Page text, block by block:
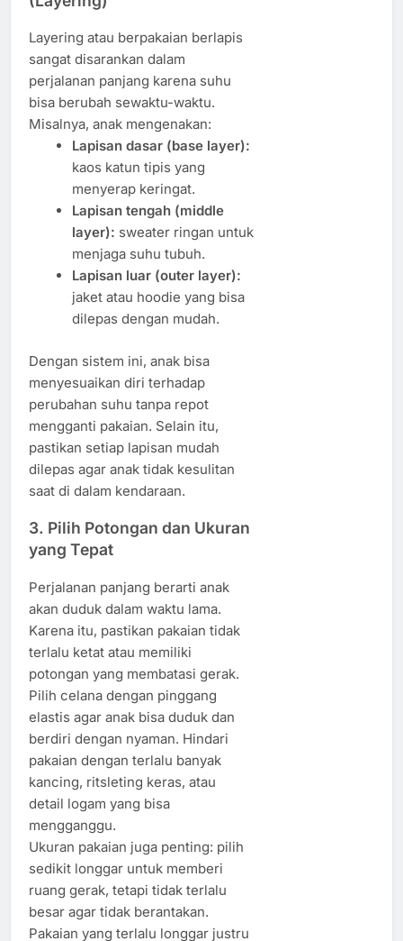
Layering atau berpakaian berlapis
sangat disarankan dalam
perjalanan panjang karena suhu
bisa berubah sewaktu-waktu.
Misalnya, anak mengenakan:
Lapisan dasar (base layer):
kaos katun tipis yang
menyerap keringat.
Lapisan tengah (middle
layer): sweater ringan untuk
menjaga suhu tubuh.
Lapisan luar (outer layer):
jaket atau hoodie yang bisa
dilepas dengan mudah.
Dengan sistem ini, anak bisa
menyesuaikan diri terhadap
perubahan suhu tanpa repot
mengganti pakaian. Selain itu,
pastikan setiap lapisan mudah
dilepas agar anak tidak kesulitan
saat di dalam kendaraan.
3. Pilih Potongan dan Ukuran
yang Tepat
Perjalanan panjang berarti anak
akan duduk dalam waktu lama.
Karena itu, pastikan pakaian tidak
terlalu ketat atau memiliki
potongan yang membatasi gerak.
Pilih celana dengan pinggang
elastis agar anak bisa duduk dan
berdiri dengan nyaman. Hindari
pakaian dengan terlalu banyak
kancing, ritsleting keras, atau
detail logam yang bisa
mengganggu.
Ukuran pakaian juga penting: pilih
sedikit longgar untuk memberi
ruang gerak, tetapi tidak terlalu
besar agar tidak berantakan.
Pakaian yang terlalu longgar justru